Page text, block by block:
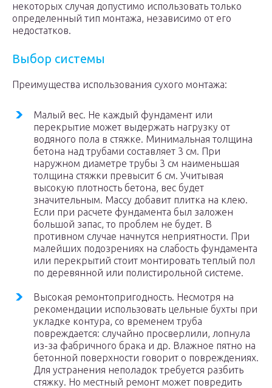
некоторых случая допустимо использовать только
определенный тип монтажа, независимо от его
недостатков.
Выбор системы
Преимущества использования сухого монтажа:
Малый вес. Не каждый фундамент или
перекрытие может выдержать нагрузку от
водяного пола в стяжке. Минимальная толщина
бетона над трубами составляет 3 см. При
наружном диаметре трубы 3 см наименьшая
толщина стяжки превысит 6 см. Учитывая
высокую плотность бетона, вес будет
значительным. Массу добавит плитка на клею.
Если при расчете фундамента был заложен
большой запас, то проблем не будет. В
противном случае начнутся неприятности. При
малейших подозрениях на слабость фундамента
или перекрытий стоит монтировать теплый пол
по деревянной или полистирольной системе.
Высокая ремонтопригодность. Несмотря на
рекомендации использовать цельные бухты при
укладке контура, со временем труба
повреждается: случайно просверлили, лопнула
из-за фабричного брака и др. Влажное пятно на
бетонной поверхности говорит о повреждениях.
Для устранения неполадок требуется разбить
стяжку. Но местный ремонт может повредить